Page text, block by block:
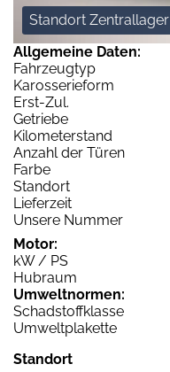
Standort Zentrallager
Allgemeine Daten:
Fahrzeugtyp
Karosserieform
Erst-Zul.
Getriebe
Kilometerstand
Anzahl der Türen
Farbe
Standort
Lieferzeit
Unsere Nummer
Motor:
kW / PS
Hubraum
Umweltnormen:
Schadstoffklasse
Umweltplakette
Standort